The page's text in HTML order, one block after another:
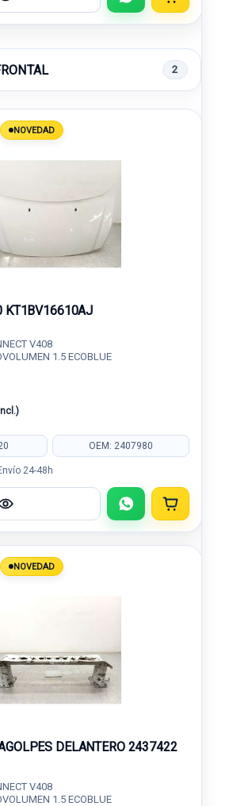
2
NOVEDAD
KT1BV16610AJ
V408
1.5 ECOBLUE
OEM: 2407980
24-48h
NOVEDAD
DELANTERO 2437422
V408
1.5 ECOBLUE